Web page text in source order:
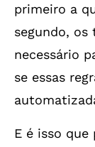
primeiro a
segundo, os
necessário
se essas
E é isso